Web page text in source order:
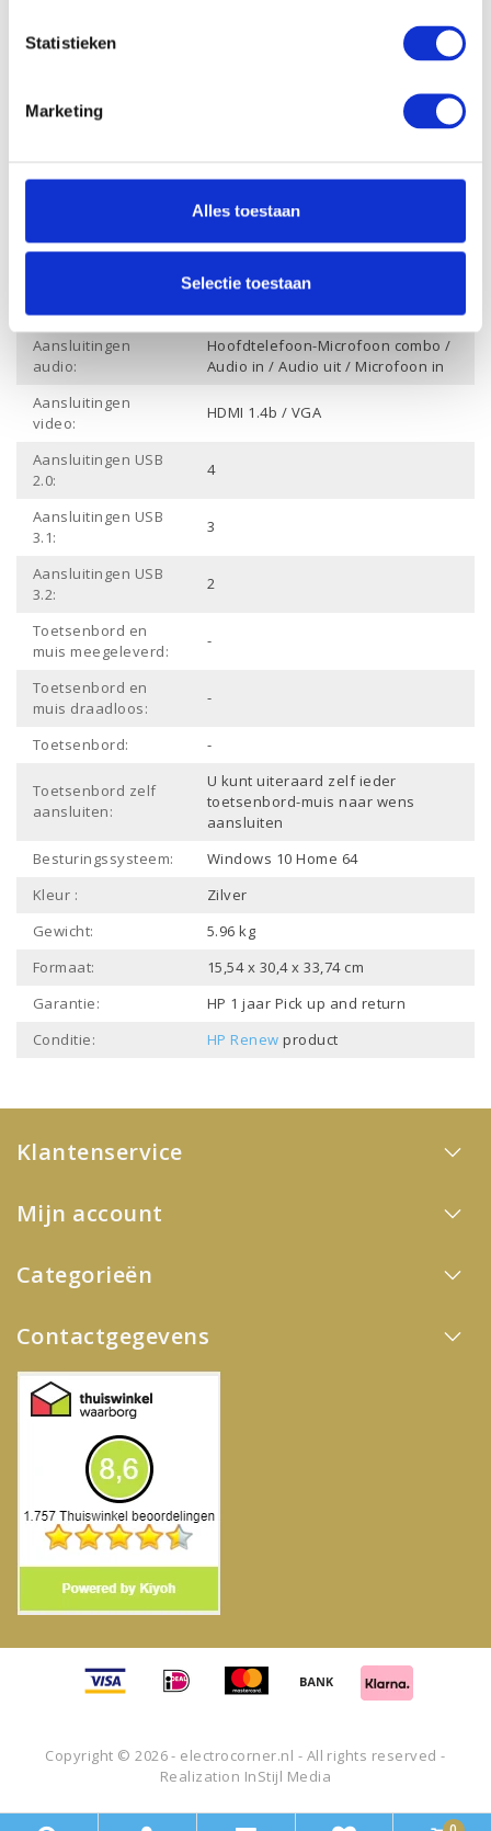
Statistieken
Marketing
Alles toestaan
Selectie toestaan
Aansluiting
Draadloze
Ja
verbinding
Ja
Aansluitingen
audio:
Hoofdtelefoon-Microfoon combo /
Audio in / Audio uit / Microfoon in
Aansluitingen
video:
HDMI 1.4b / VGA
Aansluitingen USB
2.0:
4
Aansluitingen USB
3.1:
3
Aansluitingen USB
3.2:
2
Toetsenbord en
muis meegeleverd:
-
Toetsenbord en
muis draadloos:
-
Toetsenbord: -
Toetsenbord zelf
aansluiten:
U kunt uiteraard zelf ieder
toetsenbord-muis naar wens
aansluiten
Besturingssysteem:
Windows 10 Home 64
Kleur :
Zilver
Gewicht:
5.96 kg
Formaat:
15,54 x 30,4 x 33,74 cm
Garantie:
HP 1 jaar Pick up and return
Conditie:
HP Renew product
Klantenservice
Mijn account
Categorieën
Contactgegevens
Copyright © 2026 - electrocorner.nl - All rights reserved -
Realization InStijl Media